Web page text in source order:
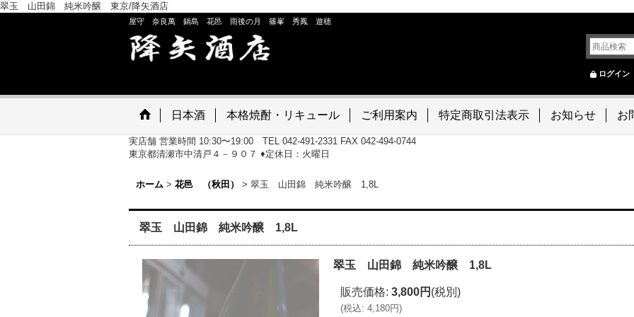
翠玉 山田錦 純米吟醸 東京/降矢酒店
屋守 奈良萬 鍋島 花邑 雨後の月 篠峯 秀鳳 遊穂
ログイン
日本酒 本格焼酎・リキュール ご利用案内 特定商取引法表示 お知らせ お
実店舗 営業時間 10:30〜19:00 TEL 042-491-2331 FAX 042-494-0744
東京都清瀬市中清戸４－９０７ ♦定休日：火曜日
ホーム > 花邑 （秋田） > 翠玉 山田錦 純米吟醸 1,8L
翠玉 山田錦 純米吟醸 1,8L
翠玉 山田錦 純米吟醸 1,8L
販売価格: 3,800円 (税別)
(税込: 4,180円)